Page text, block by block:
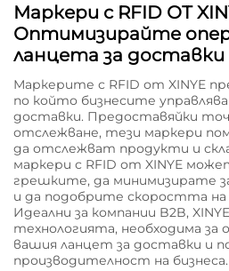
Маркери с RFID ОТ
Оптимизирайте
ланцета за доставки
Маркерите с RFID от XINYE
по който бизнесите
доставки. Предоставяйки
отслежване, тези маркери
да отслежват продукти и
маркери с RFID от XINYE
грешките, да минимизирате
и да подобрите скоростта на
Идеални за компании B2B,
технологията, необходима за
вашия ланцет за доставки и
производителност на бизнеса.